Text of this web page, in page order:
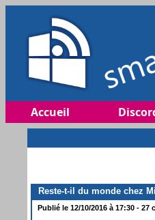
Accueil
Reste-t-il du monde chez
Publié le 12/10/2016 à 17:30 - 27